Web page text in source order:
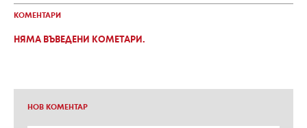
КОМЕНТАРИ
НЯМА ВЪВЕДЕНИ КОМЕТАРИ.
НОВ КОМЕНТАР